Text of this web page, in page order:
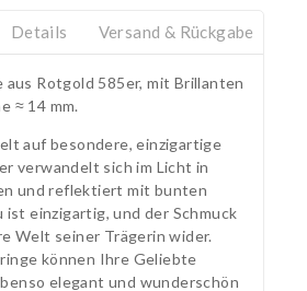
Details Versand & Rückgabe
Rotgold 585er, mit Brillanten
≈ 14 mm.
auf besondere, einzigartige
verwandelt sich im Licht in
und reflektiert mit bunten
ist einzigartig, und der Schmuck
Welt seiner Trägerin wider.
können Ihre Geliebte
elegant und wunderschön